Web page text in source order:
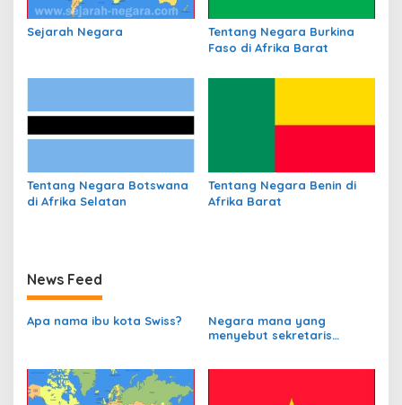
s
Sejarah Negara
Tentang Negara Burkina
Faso di Afrika Barat
Tentang Negara Botswana
di Afrika Selatan
Tentang Negara Benin di
Afrika Barat
News Feed
Apa nama ibu kota Swiss?
Negara mana yang
menyebut sekretaris